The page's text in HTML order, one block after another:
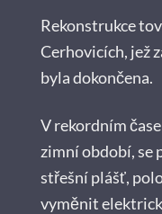
Rekonstrukce
Cerhovicích, jež
byla dokončena.
V rekordním
zimní období,
střešní plášť,
vyměnit